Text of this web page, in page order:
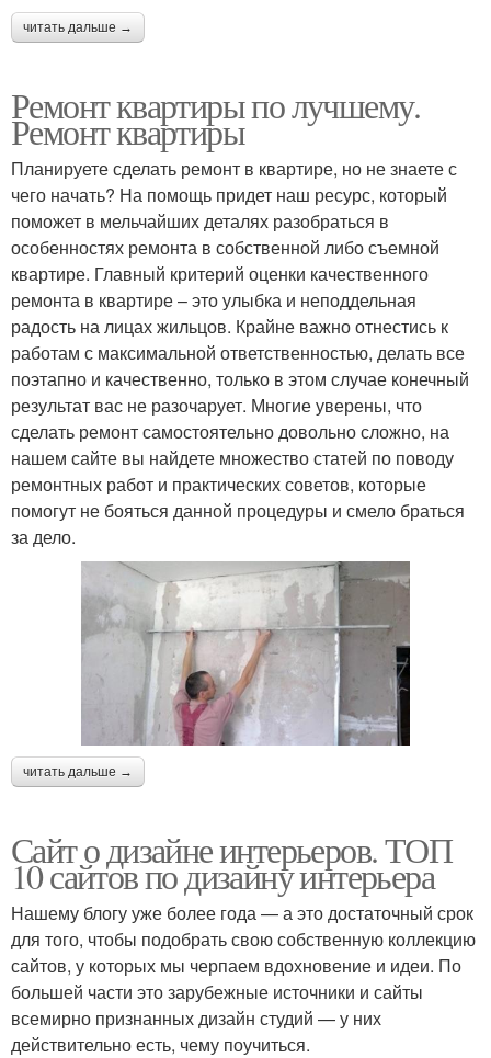
читать дальше →
Ремонт квартиры по лучшему.
Ремонт квартиры
Планируете сделать ремонт в квартире, но не знаете с
чего начать? На помощь придет наш ресурс, который
поможет в мельчайших деталях разобраться в
особенностях ремонта в собственной либо съемной
квартире. Главный критерий оценки качественного
ремонта в квартире – это улыбка и неподдельная
радость на лицах жильцов. Крайне важно отнестись к
работам с максимальной ответственностью, делать все
поэтапно и качественно, только в этом случае конечный
результат вас не разочарует. Многие уверены, что
сделать ремонт самостоятельно довольно сложно, на
нашем сайте вы найдете множество статей по поводу
ремонтных работ и практических советов, которые
помогут не бояться данной процедуры и смело браться
за дело.
читать дальше →
Сайт о дизайне интерьеров. ТОП
10 сайтов по дизайну интерьера
Нашему блогу уже более года — а это достаточный срок
для того, чтобы подобрать свою собственную коллекцию
сайтов, у которых мы черпаем вдохновение и идеи. По
большей части это зарубежные источники и сайты
всемирно признанных дизайн студий — у них
действительно есть, чему поучиться.